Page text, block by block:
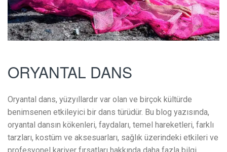
ORYANTAL DANS
Oryantal dans, yüzyıllardır var olan ve birçok kültürde
benimsenen etkileyici bir dans türüdür. Bu blog yazısında,
oryantal dansın kökenleri, faydaları, temel hareketleri, farklı
tarzları, kostüm ve aksesuarları, sağlık üzerindeki etkileri ve
profesyonel kariyer fırsatları hakkında daha fazla bilgi